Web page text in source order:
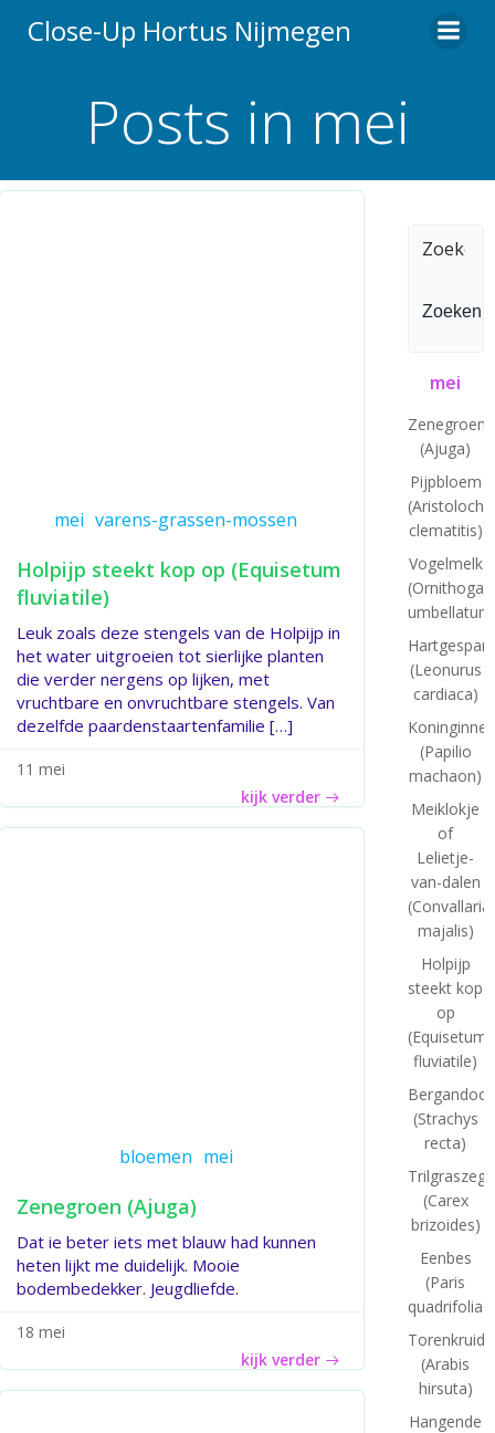
naar
Close-Up Hortus Nijmegen
Posts in mei
mei varens-grassen-mossen
Holpijp steekt kop op (Equisetum
fluviatile)
Leuk zoals deze stengels van de Holpijp in
het water uitgroeien tot sierlijke planten
die verder nergens op lijken, met
vruchtbare en onvruchtbare stengels. Van
dezelfde paardenstaartenfamilie […]
11 mei
kijk verder
bloemen mei
Zenegroen (Ajuga)
Dat ie beter iets met blauw had kunnen
heten lijkt me duidelijk. Mooie
bodembedekker. Jeugdliefde.
18 mei
kijk verder
Zoeken
mei
Zenegroen
(Ajuga)
Pijpbloem
(Aristolochia
clematitis)
Vogelmelk
Hartgespan
(Leonurus
cardiaca)
(Papilio
machaon)
Meiklokje
of
Lelietje-
van-dalen
(Convallaria
majalis)
Holpijp
steekt kop
op
(Equisetum
fluviatile)
(Strachys
recta)
(Carex
brizoides)
Eenbes
(Paris
quadrifolia)
Torenkruid
(Arabis
hirsuta)
Hangende